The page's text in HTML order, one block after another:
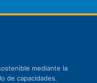
mediante la
de capacidades.